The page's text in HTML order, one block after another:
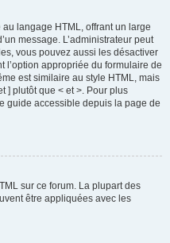
langage HTML, offrant un large
message. L’administrateur peut
vous pouvez aussi les désactiver
l’option appropriée du formulaire de
est similaire au style HTML, mais
] plutôt que < et >. Pour plus
guide accessible depuis la page de
sur ce forum. La plupart des
être appliquées avec les